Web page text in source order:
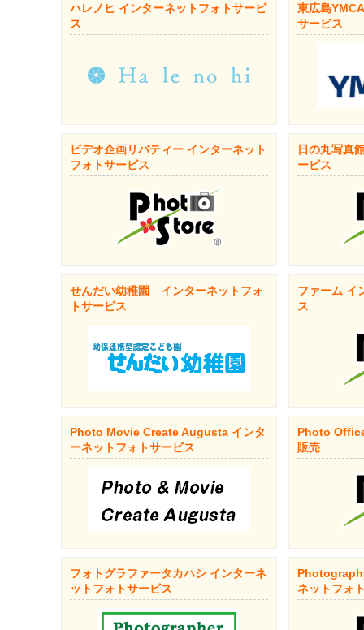
ハレノヒ インターネットフォトサービ
ス
東広島
サービス
ビデオ企画リバティー インターネット
フォトサービス
日の丸写真
ービス
せんだい幼稚園 インターネットフォ
トサービス
ファーム イ
ス
Photo Movie Create Augusta インタ
ーネットフォトサービス
Photo
販売
フォトグラファータカハシ インターネ
ットフォトサービス
ネットフォ